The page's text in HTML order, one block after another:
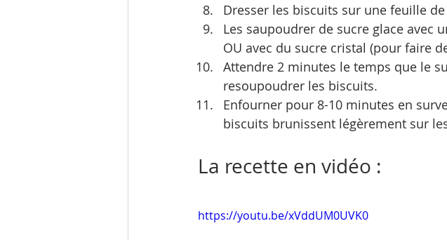
Dresser les biscuits sur une feuille
Les saupoudrer de sucre glace avec
OU avec du sucre cristal (pour faire
Attendre 2 minutes le temps que le
resoupoudrer les biscuits.
Enfourner pour 8-10 minutes en
biscuits brunissent légèrement sur
La recette en vidéo :
https://youtu.be/xVddUM0UVK0